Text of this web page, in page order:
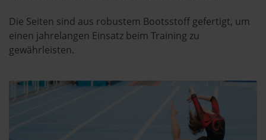
Die Seiten sind aus robustem Bootsstoff gefertigt, um
einen jahrelangen Einsatz beim Training zu
gewährleisten.